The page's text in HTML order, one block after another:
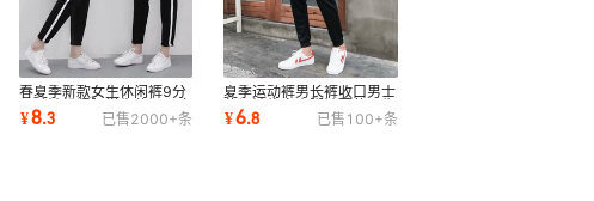
春夏季新款女生休闲裤9分
运动裤松紧腰学生休闲显瘦
九分裤女批发
¥8.3 已售2000+条
夏季运动裤男长裤收口男士
休闲裤修身小脚裤薄款男生
卫裤一件代发
¥6.8 已售 100+条